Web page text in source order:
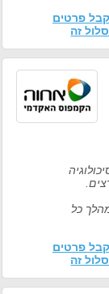
פרטים
זה
כל
פרטים
זה